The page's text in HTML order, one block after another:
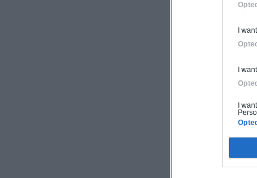
I
I
I